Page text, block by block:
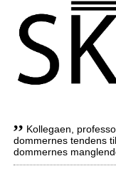
,, Kollegaen,
dommernes tendens
dommernes